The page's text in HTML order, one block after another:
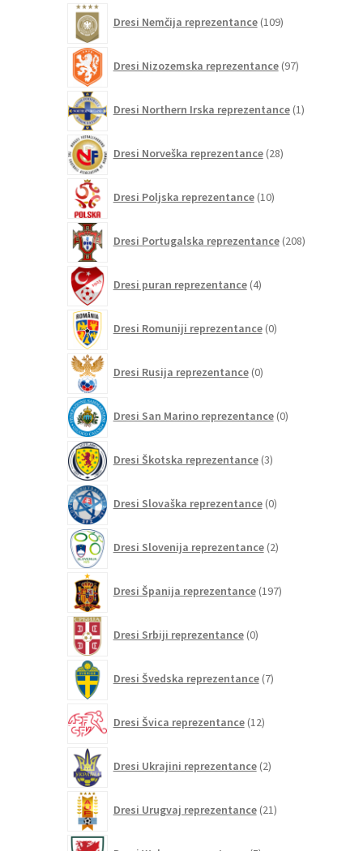
Dresi Nemčija reprezentance 109izdelkov
Dresi Nizozemska reprezentance 97izdelkov
Dresi Northern Irska reprezentance 1izdelek
Dresi Norveška reprezentance 28izdelkov
Dresi Poljska reprezentance 10izdelkov
Dresi Portugalska reprezentance 208izdelkov
Dresi puran reprezentance 4izdelki
Dresi Romuniji reprezentance 0izdelkov
Dresi Rusija reprezentance 0izdelkov
Dresi San Marino reprezentance 0izdelkov
Dresi Škotska reprezentance 3izdelki
Dresi Slovaška reprezentance 0izdelkov
Dresi Slovenija reprezentance 2izdelka
Dresi Španija reprezentance 197izdelkov
Dresi Srbiji reprezentance 0izdelkov
Dresi Švedska reprezentance 7izdelkov
Dresi Švica reprezentance 12izdelkov
Dresi Ukrajini reprezentance 2izdelka
Dresi Urugvaj reprezentance 21izdelkov